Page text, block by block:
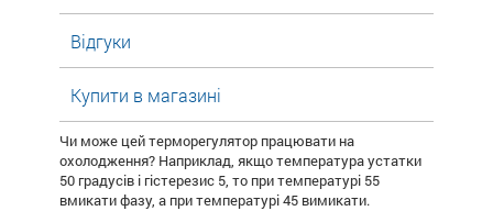
Відгуки
Купити в магазині
Чи може цей терморегулятор працювати на
охолодження? Наприклад, якщо температура устатки
50 градусів і гістерезис 5, то при температурі 55
вмикати фазу, а при температурі 45 вимикати.